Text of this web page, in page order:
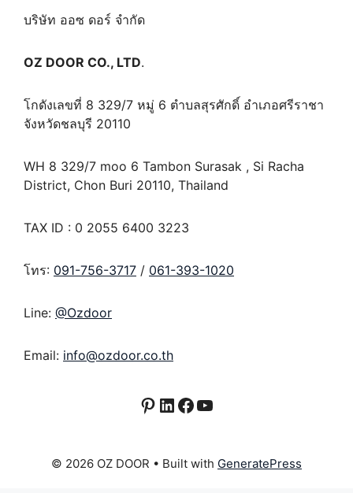
บริษัท ออซ ดอร์ จำกัด
OZ DOOR CO., LTD.
โกดังเลขที่ 8 329/7 หมู่ 6 ตำบลสุรศักดิ์ อำเภอศรีราชา
จังหวัดชลบุรี 20110
WH 8 329/7 moo 6 Tambon Surasak , Si Racha
District, Chon Buri 20110, Thailand
TAX ID : 0 2055 6400 3223
โทร: 091-756-3717 / 061-393-1020
Line: @Ozdoor
Email: info@ozdoor.co.th
Pinterest
LinkedIn
Facebook
YouTube
© 2026 OZ DOOR • Built with GeneratePress